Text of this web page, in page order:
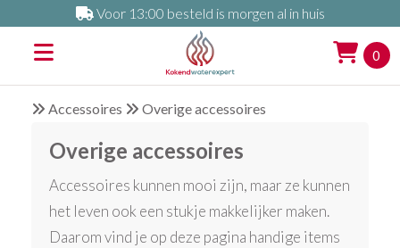
Voor 13:00 besteld is morgen al in huis
0
Accessoires Overige accessoires
Overige accessoires
Accessoires kunnen mooi zijn, maar ze kunnen
het leven ook een stukje makkelijker maken.
Daarom vind je op deze pagina handige items